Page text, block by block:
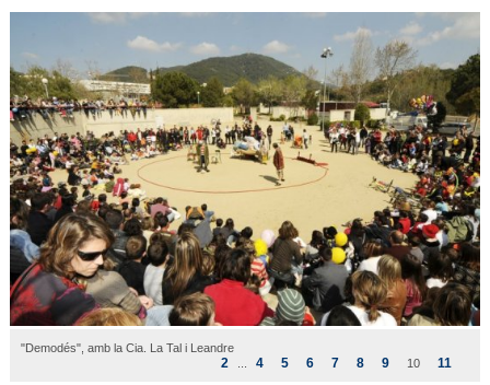
"Demodés", amb la Cia. La Tal i Leandre
2 4 5 6 7 8 9 10 11